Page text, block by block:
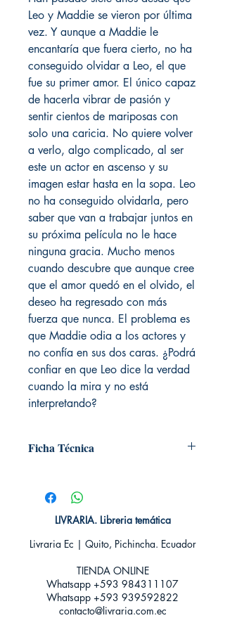
Leo y Maddie se vieron por última
vez. Y aunque a Maddie le
encantaría que fuera cierto, no ha
conseguido olvidar a Leo, el que
fue su primer amor. El único capaz
de hacerla vibrar de pasión y
sentir cientos de mariposas con
solo una caricia. No quiere volver
a verlo, algo complicado, al ser
este un actor en ascenso y su
imagen estar hasta en la sopa. Leo
no ha conseguido olvidarla, pero
saber que van a trabajar juntos en
su próxima película no le hace
ninguna gracia. Mucho menos
cuando descubre que aunque cree
que el amor quedó en el olvido, el
deseo ha regresado con más
fuerza que nunca. El problema es
que Maddie odia a los actores y
no confía en sus dos caras. ¿Podrá
confiar en que Leo dice la verdad
cuando la mira y no está
interpretando?
Ficha Técnica
Editorial: Ediciones Kiwi
Idioma: Castellano
Encuadernación: Tapa blanda
Categoría: Novela Romántica
LIVRARIA. Libreria temática
Livraria Ec | Quito, Pichincha. Ecuador
TIENDA ONLINE​
Whatsapp +593 984311107
Whatsapp +593 939592822
contacto@livraria.com.ec